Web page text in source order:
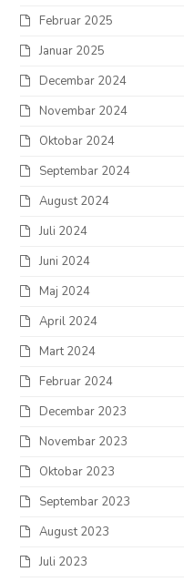
Februar 2025
Januar 2025
Decembar 2024
Novembar 2024
Oktobar 2024
Septembar 2024
August 2024
Juli 2024
Juni 2024
Maj 2024
April 2024
Mart 2024
Februar 2024
Decembar 2023
Novembar 2023
Oktobar 2023
Septembar 2023
August 2023
Juli 2023